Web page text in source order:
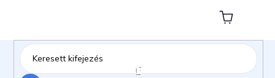
tartalomhoz
Kosár